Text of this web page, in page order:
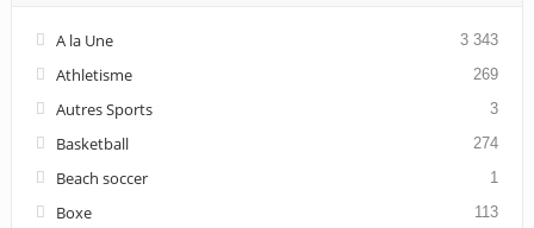
A la Une 3 343
Athletisme 269
Autres Sports 3
Basketball 274
Beach soccer 1
Boxe 113